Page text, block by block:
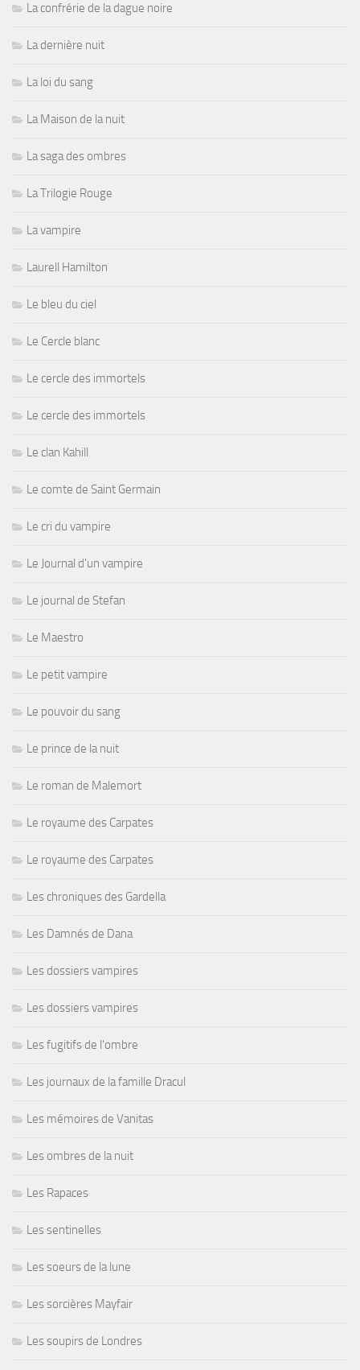
La confrérie de la dague noire
La dernière nuit
La loi du sang
La Maison de la nuit
La saga des ombres
La Trilogie Rouge
La vampire
Laurell Hamilton
Le bleu du ciel
Le Cercle blanc
Le cercle des immortels
Le cercle des immortels
Le clan Kahill
Le comte de Saint Germain
Le cri du vampire
Le Journal d'un vampire
Le journal de Stefan
Le Maestro
Le petit vampire
Le pouvoir du sang
Le prince de la nuit
Le roman de Malemort
Le royaume des Carpates
Le royaume des Carpates
Les chroniques des Gardella
Les Damnés de Dana
Les dossiers vampires
Les dossiers vampires
Les fugitifs de l'ombre
Les journaux de la famille Dracul
Les mémoires de Vanitas
Les ombres de la nuit
Les Rapaces
Les sentinelles
Les soeurs de la lune
Les sorcières Mayfair
Les soupirs de Londres